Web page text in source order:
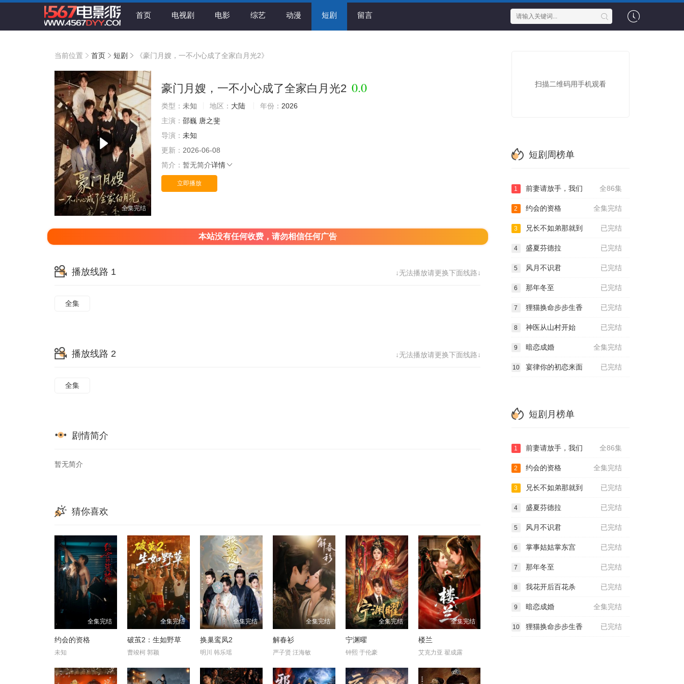
首页 电视剧 电影 综艺 动漫 短剧 留言
当前位置 首页 短剧 《豪门月嫂，一不小心成了全家白月光2》
全集完结
豪门月嫂，一不小心成了全家白月光2 0.0
类型： 未知 地区： 大陆 年份： 2026
主演： 邵巍 唐之斐
导演： 未知
更新： 2026-06-08
简介： 暂无简介详情
立即播放
本站没有任何收费，请勿相信任何广告
↓无法播放请更换下面线路↓
播放线路 1
全集
↓无法播放请更换下面线路↓
播放线路 2
全集
剧情简介
暂无简介
猜你喜欢
全集完结
约会的资格
未知
全集完结
破茧2：生如野草
曹竣柯 郭颖
全集完结
换巢鸾凤2
明川 韩乐瑶
全集完结
解春衫
严子贤 汪海敏
全集完结
宁渊曜
钟熙 于伦豪
全集完结
楼兰
艾克力亚 翟成露
扫描二维码用手机观看
短剧周榜单
全86集
1 前妻请放手，我们
全集完结
2 约会的资格
已完结
3 兄长不如弟那就到
已完结
4 盛夏芬德拉
已完结
5 风月不识君
已完结
6 那年冬至
已完结
7 狸猫换命步步生香
已完结
8 神医从山村开始
全集完结
9 暗恋成婚
已完结
10 宴律你的初恋来面
短剧月榜单
全86集
1 前妻请放手，我们
全集完结
2 约会的资格
已完结
3 兄长不如弟那就到
已完结
4 盛夏芬德拉
已完结
5 风月不识君
已完结
6 掌事姑姑掌东宫
已完结
7 那年冬至
已完结
8 我花开后百花杀
全集完结
9 暗恋成婚
已完结
10 狸猫换命步步生香